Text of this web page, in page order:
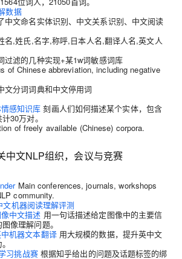
数据
中文命名实体识别、中文关系识别、中文阅读
名,姓氏,名字,称呼,日本人名,翻译人名,英文人
过滤的几种实现+某1w词敏感词库
of Chinese abbreviation, including negative
文分词词典和中文停用词
感知识库 刻画人们如何描述某个实体，包含
30万对。
of freely available (Chinese) corpora.
中文NLP组织，会议与竞赛
Main conferences, journals, workshops
community.
文机器阅读理解评测
中文描述 用一句话描述给定图像中的主要信
像理解问题。
机器文本翻译用大规模的数据，提升英中文
习挑战赛根据知乎给出的问题及话题标签的绑